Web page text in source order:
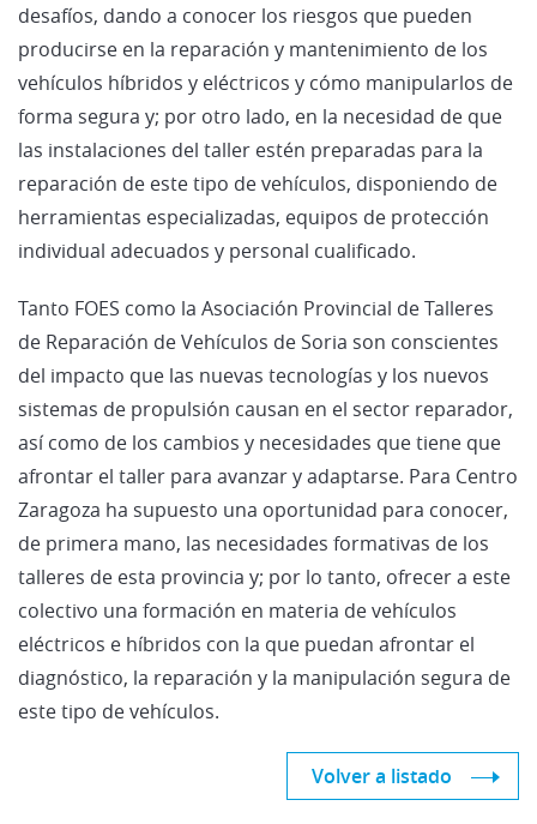
desafíos, dando a conocer los riesgos que pueden
producirse en la reparación y mantenimiento de los
vehículos híbridos y eléctricos y cómo manipularlos de
forma segura y; por otro lado, en la necesidad de que
las instalaciones del taller estén preparadas para la
reparación de este tipo de vehículos, disponiendo de
herramientas especializadas, equipos de protección
individual adecuados y personal cualificado.
Tanto FOES como la Asociación Provincial de Talleres
de Reparación de Vehículos de Soria son conscientes
del impacto que las nuevas tecnologías y los nuevos
sistemas de propulsión causan en el sector reparador,
así como de los cambios y necesidades que tiene que
afrontar el taller para avanzar y adaptarse. Para Centro
Zaragoza ha supuesto una oportunidad para conocer,
de primera mano, las necesidades formativas de los
talleres de esta provincia y; por lo tanto, ofrecer a este
colectivo una formación en materia de vehículos
eléctricos e híbridos con la que puedan afrontar el
diagnóstico, la reparación y la manipulación segura de
este tipo de vehículos.
Volver a listado